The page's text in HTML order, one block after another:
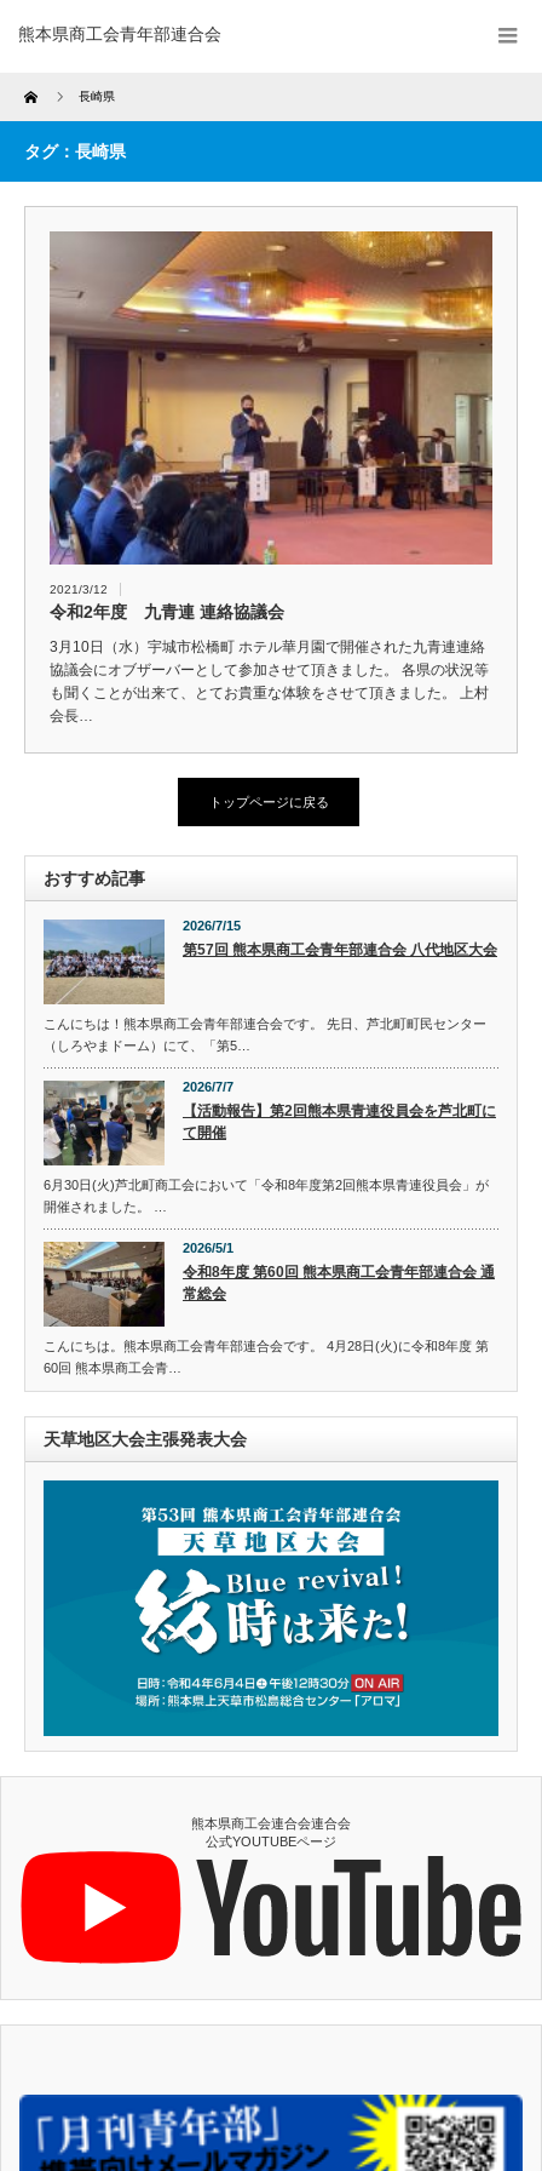
熊本県商工会青年部連合会
Home 長崎県
タグ：長崎県
2021/3/12
令和2年度 九青連 連絡協議会
3月10日（水）宇城市松橋町 ホテル華月園で開催された九青連連絡
協議会にオブザーバーとして参加させて頂きました。 各県の状況等
も聞くことが出来て、とてお貴重な体験をさせて頂きました。 上村
会長…
トップページに戻る
おすすめ記事
2026/7/15
第57回 熊本県商工会青年部連合会 八代地区大会
こんにちは！熊本県商工会青年部連合会です。 先日、芦北町町民センター
（しろやまドーム）にて、「第5…
2026/7/7
【活動報告】第2回熊本県青連役員会を芦北町に
て開催
6月30日(火)芦北町商工会において「令和8年度第2回熊本県青連役員会」が
開催されました。 …
2026/5/1
令和8年度 第60回 熊本県商工会青年部連合会 通
常総会
こんにちは。熊本県商工会青年部連合会です。 4月28日(火)に令和8年度 第
60回 熊本県商工会青…
天草地区大会主張発表大会
熊本県商工会連合会連合会
公式YOUTUBEページ